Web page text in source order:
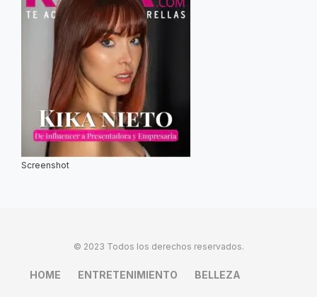
Screenshot
© 2023 Todos los derechos reservados.
HOME ENTRETENIMIENTO BELLEZA